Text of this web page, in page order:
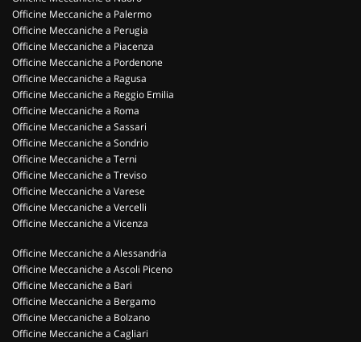
Officine Meccaniche a Palermo
Officine Meccaniche a Perugia
Officine Meccaniche a Piacenza
Officine Meccaniche a Pordenone
Officine Meccaniche a Ragusa
Officine Meccaniche a Reggio Emilia
Officine Meccaniche a Roma
Officine Meccaniche a Sassari
Officine Meccaniche a Sondrio
Officine Meccaniche a Terni
Officine Meccaniche a Treviso
Officine Meccaniche a Varese
Officine Meccaniche a Vercelli
Officine Meccaniche a Vicenza
Officine Meccaniche a Alessandria
Officine Meccaniche a Ascoli Piceno
Officine Meccaniche a Bari
Officine Meccaniche a Bergamo
Officine Meccaniche a Bolzano
Officine Meccaniche a Cagliari